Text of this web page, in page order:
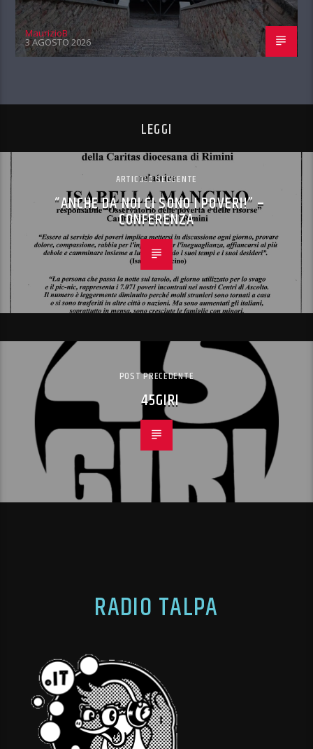
MaurizioB
3 AGOSTO 2026
LEGGI
ARTICOLO SEGUENTE
“ANCHE DA NOI CI SONO I POVERI!” –
CONFERENZA
POST PRECEDENTE
45GIRI
RADIO TALPA